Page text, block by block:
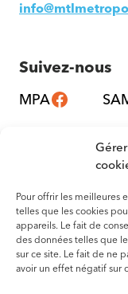
Pour offrir les meilleures
telles que les cookies
appareils. Le fait de
des données telles que
sur ce site. Le fait de ne
avoir un effet négatif sur
Suivez-nous
MPA